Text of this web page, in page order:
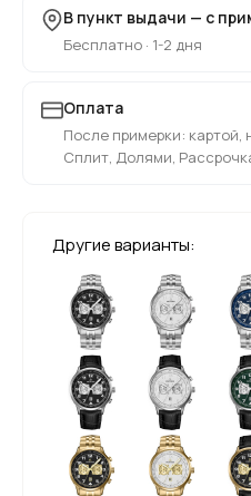
В пункт выдачи — с
Бесплатно · 1-2 дня
Оплата
После примерки:
Сплит, Долями,
Другие варианты: